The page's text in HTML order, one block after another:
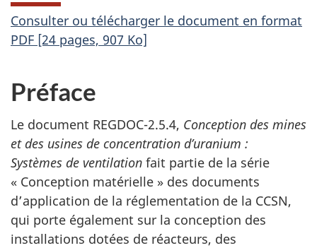
Consulter ou télécharger le document en format
PDF [24 pages, 907 Ko]
Préface
Le document REGDOC-2.5.4, Conception des mines
et des usines de concentration d’uranium :
Systèmes de ventilation fait partie de la série
« Conception matérielle » des documents
d’application de la réglementation de la CCSN,
qui porte également sur la conception des
installations dotées de réacteurs, des